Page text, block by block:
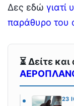
Δες εδώ γιατί
παράθυρο του
⏳ Δείτε
23